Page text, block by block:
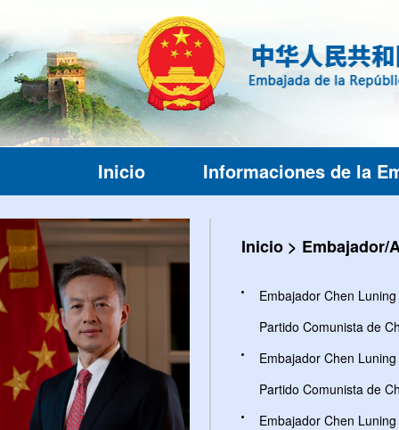
Inicio Informaciones de la
Inicio > Embajador/
Embajador Chen
Partido Comunista de
Embajador Chen
Partido Comunista de
Embajador Chen